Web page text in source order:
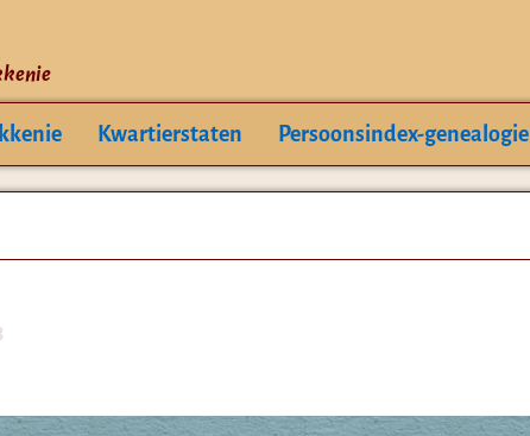
Kwartierstaten Persoonsindex-genealogie